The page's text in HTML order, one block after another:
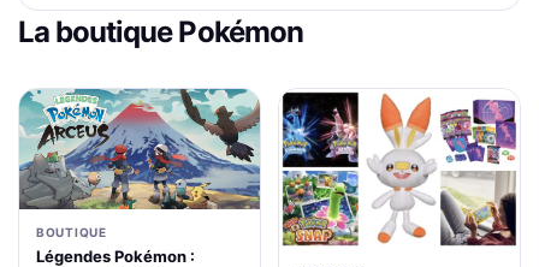
La boutique Pokémon
BOUTIQUE
Légendes Pokémon :